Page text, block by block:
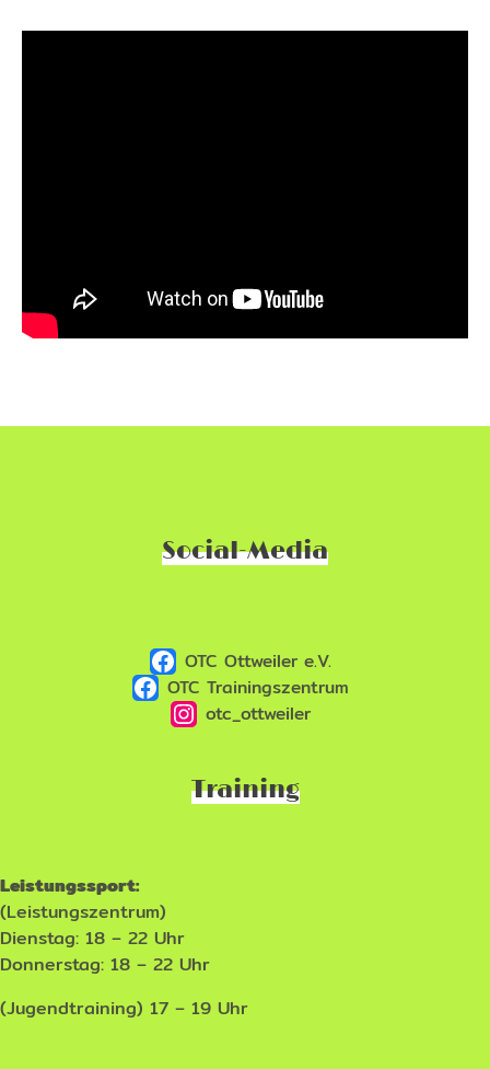
Social-Media
OTC Ottweiler e.V.
OTC Trainingszentrum
otc_ottweiler
Training
Leistungssport:
(Leistungszentrum)
Dienstag: 18 – 22 Uhr
Donnerstag: 18 – 22 Uhr
(Jugendtraining) 17 – 19 Uhr